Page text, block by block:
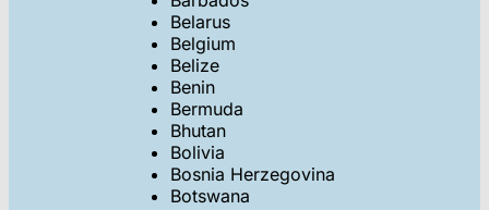
Belarus
Belgium
Belize
Benin
Bermuda
Bhutan
Bolivia
Bosnia Herzegovina
Botswana